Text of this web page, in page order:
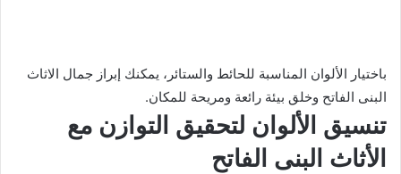
باختيار الألوان المناسبة للحائط والستائر، يمكنك إبراز جمال الاثاث
البنى الفاتح وخلق بيئة رائعة ومريحة للمكان.
تنسيق الألوان لتحقيق التوازن مع
الأثاث البنى الفاتح